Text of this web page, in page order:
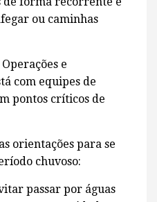
ou caminhas
e
com equipes de
pontos críticos de
orientações para se
chuvoso:
passar por águas